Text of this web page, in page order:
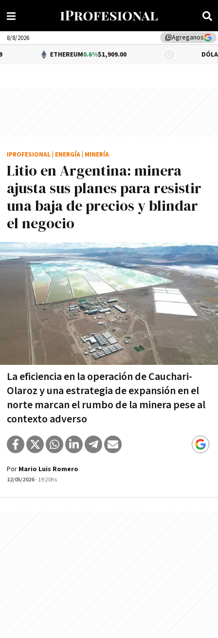
library_addAgreganos
8/8/2026
0.6%$1,909.00 DÓLAR BNA 0.34%
Litio en Argentina: minera
ajusta sus planes para resistir
una baja de precios y blindar
el negocio
La eficiencia en la operación de Cauchari-
Olaroz y una estrategia de expansión en el
norte marcan el rumbo de la minera pese al
contexto adverso
IPROFESIONAL ENERGÍA MINERÍA
Por Mario Luis Romero
12/05/2026- 19:20hs